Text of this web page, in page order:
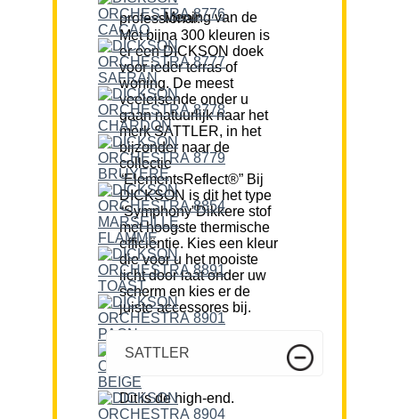
Mening van de professional:
Met bijna 300 kleuren is
er een DICKSON doek
voor ieder terras of
woning. De meest
veeleisende onder u
gaan natuurlijk naar het
merk SATTLER, in het
bijzonder naar de
collectie
“ElementsReflect®” Bij
DICKSON is dit het type
“Symphony”Dikkere stof
met hoogste thermische
efficiëntie. Kies een kleur
die voor u het mooiste
licht door laat onder uw
scherm en kies er de
juiste accessores bij.
SATTLER
Dit is de high-end.